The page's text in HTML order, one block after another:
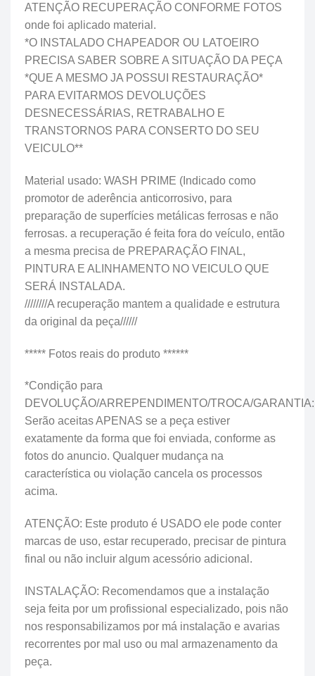
ATENÇÃO RECUPERAÇÃO CONFORME FOTOS
onde foi aplicado material.
*O INSTALADO CHAPEADOR OU LATOEIRO
PRECISA SABER SOBRE A SITUAÇÃO DA PEÇA
*QUE A MESMO JA POSSUI RESTAURAÇÃO*
PARA EVITARMOS DEVOLUÇÕES
DESNECESSÁRIAS, RETRABALHO E
TRANSTORNOS PARA CONSERTO DO SEU
VEICULO**
Material usado: WASH PRIME (Indicado como
promotor de aderência anticorrosivo, para
preparação de superfícies metálicas ferrosas e não
ferrosas. a recuperação é feita fora do veículo, então
a mesma precisa de PREPARAÇÃO FINAL,
PINTURA E ALINHAMENTO NO VEICULO QUE
SERÁ INSTALADA.
////////A recuperação mantem a qualidade e estrutura
da original da peça//////
***** Fotos reais do produto ******
*Condição para
DEVOLUÇÃO/ARREPENDIMENTO/TROCA/GARANTIA:
Serão aceitas APENAS se a peça estiver
exatamente da forma que foi enviada, conforme as
fotos do anuncio. Qualquer mudança na
característica ou violação cancela os processos
acima.
ATENÇÃO: Este produto é USADO ele pode conter
marcas de uso, estar recuperado, precisar de pintura
final ou não incluir algum acessório adicional.
INSTALAÇÃO: Recomendamos que a instalação
seja feita por um profissional especializado, pois não
nos responsabilizamos por má instalação e avarias
recorrentes por mal uso ou mal armazenamento da
peça.